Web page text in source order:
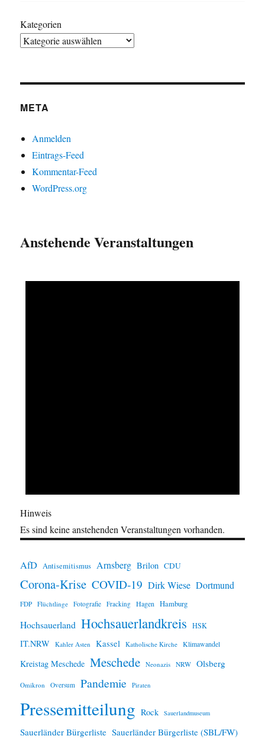
Kategorien
META
Anmelden
Eintrags-Feed
Kommentar-Feed
WordPress.org
Anstehende Veranstaltungen
Hinweis
Es sind keine anstehenden Veranstaltungen vorhanden.
AfD Antisemitismus Arnsberg Brilon CDU
Corona-Krise COVID-19 Dirk Wiese Dortmund
FDP Flüchtlinge Fotografie Fracking Hagen Hamburg
Hochsauerland Hochsauerlandkreis HSK
IT.NRW Kahler Asten Kassel Katholische Kirche Klimawandel
Kreistag Meschede Meschede Neonazis NRW Olsberg
Omikron Oversum Pandemie Piraten
Pressemitteilung Rock Sauerlandmuseum
Sauerländer Bürgerliste Sauerländer Bürgerliste (SBL/FW)